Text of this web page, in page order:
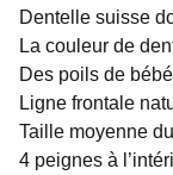
Dentelle suisse
La couleur de
Des poils de
Ligne frontale
Taille moyenne
4 peignes à